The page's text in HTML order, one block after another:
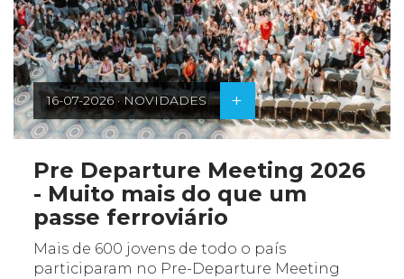
16-07-2026 · NOVIDADES +
Pre Departure Meeting 2026
- Muito mais do que um
passe ferroviário
Mais de 600 jovens de todo o país
participaram no Pre-Departure Meeting